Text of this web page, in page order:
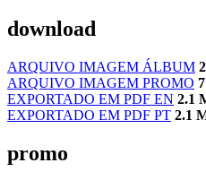
download
ARQUIVO IMAGEM ÁLBUM
ARQUIVO IMAGEM PROMO
EXPORTADO EM PDF EN 2.1
EXPORTADO EM PDF PT 2.1
promo